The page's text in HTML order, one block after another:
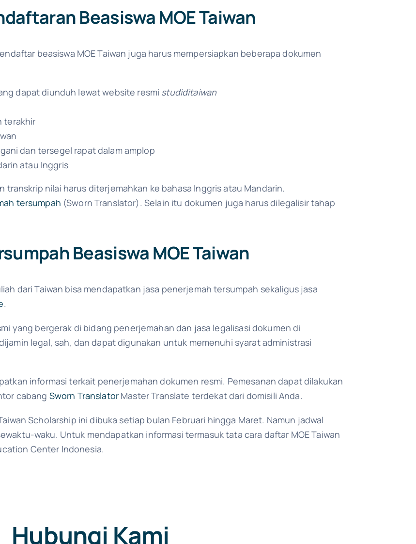
Beasiswa MOE Taiwan
beasiswa MOE Taiwan juga harus mempersiapkan beberapa dokumen
dapat diunduh lewat website resmi studiditaiwan
terakhir
dan tersegel rapat dalam amplop
atau Inggris
transkrip nilai harus diterjemahkan ke bahasa Inggris atau Mandarin.
tersumpah (Sworn Translator). Selain itu dokumen juga harus dilegalisir tahap
Beasiswa MOE Taiwan
dari Taiwan bisa mendapatkan jasa penerjemah tersumpah sekaligus jasa
.
yang bergerak di bidang penerjemahan dan jasa legalisasi dokumen di
legal, sah, dan dapat digunakan untuk memenuhi syarat administrasi
informasi terkait penerjemahan dokumen resmi. Pemesanan dapat dilakukan
cabang Sworn Translator Master Translate terdekat dari domisili Anda.
Scholarship ini dibuka setiap bulan Februari hingga Maret. Namun jadwal
waku. Untuk mendapatkan informasi termasuk tata cara daftar MOE Taiwan
Center Indonesia.
Hubungi Kami